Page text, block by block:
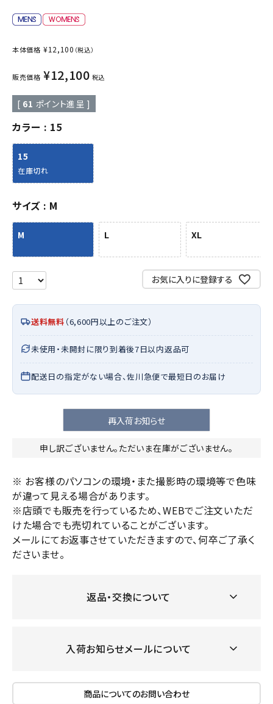
本体価格 ¥12,100 （税込）
販売価格 ¥12,100 税込
[ 61 ポイント進呈 ]
カラー 15
15
在庫切れ
サイズ M
M L XL
お気に入りに登録する
送料無料 （6,600円以上のご注文）
未使用・未開封に限り到着後7日以内返品可
配送日の指定がない場合、佐川急便で最短日のお届け
再入荷お知らせ
申し訳ございません。ただいま在庫がございません。
※ お客様のパソコンの環境・また撮影時の環境等で色味
が違って見える場合があります。
※店頭でも販売を行っているため、WEBでご注文いただ
けた場合でも売切れていることがございます。
メールにてお返事させていただきますので、何卒ご了承く
ださいませ。
返品・交換について
入荷お知らせメールについて
商品についてのお問い合わせ